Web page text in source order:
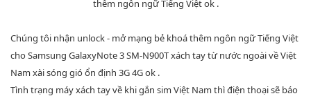
Chúng tôi nhận unlock - mở mạng bẻ khoá thêm ngôn ngữ Tiếng Việt
cho Samsung GalaxyNote 3 SM-N900T xách tay từ nước ngoài về Việt
Nam xài sóng gió ổn định 3G 4G ok .
Tình trạng máy xách tay về khi gắn sim Việt Nam thì điện thoại sẽ báo